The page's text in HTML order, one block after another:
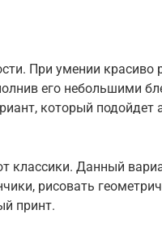
При умении красиво
его небольшими
который подойдет
классики. Данный
рисовать
принт.